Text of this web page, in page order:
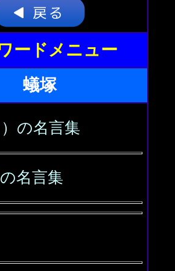
ードメニュー
蟻塚
の名言集
名言集